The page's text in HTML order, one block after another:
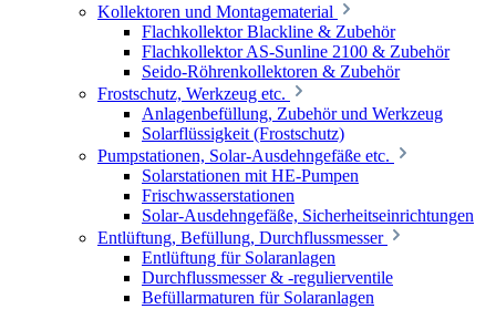
Kollektoren und Montagematerial
Flachkollektor Blackline & Zubehör
Flachkollektor AS-Sunline 2100 & Zubehör
Seido-Röhrenkollektoren & Zubehör
Frostschutz, Werkzeug etc.
Anlagenbefüllung, Zubehör und Werkzeug
Solarflüssigkeit (Frostschutz)
Pumpstationen, Solar-Ausdehngefäße etc.
Solarstationen mit HE-Pumpen
Frischwasserstationen
Solar-Ausdehngefäße, Sicherheitseinrichtungen
Entlüftung, Befüllung, Durchflussmesser
Entlüftung für Solaranlagen
Durchflussmesser & -regulierventile
Befüllarmaturen für Solaranlagen